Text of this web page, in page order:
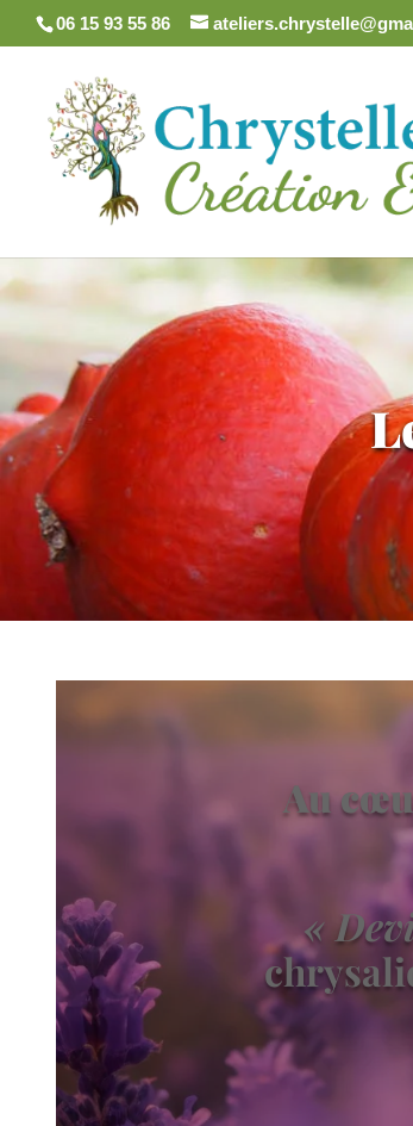
06 15 93 55 86
Au
«